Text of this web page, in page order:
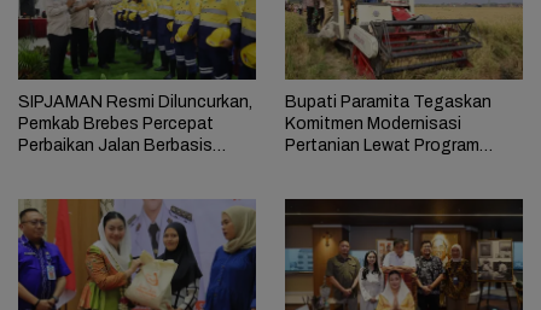
SIPJAMAN Resmi Diluncurkan,
Pemkab Brebes Percepat
Perbaikan Jalan Berbasis
Bupati Paramita Tegaskan
Komitmen Modernisasi
Pertanian Lewat Program